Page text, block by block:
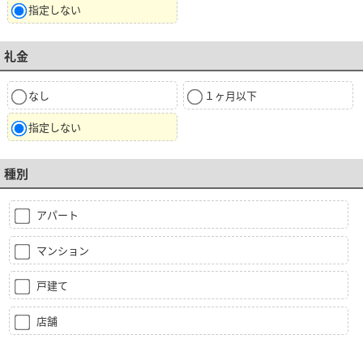
指定しない
礼金
なし １ヶ月以下
指定しない
種別
アパート
マンション
戸建て
店舗